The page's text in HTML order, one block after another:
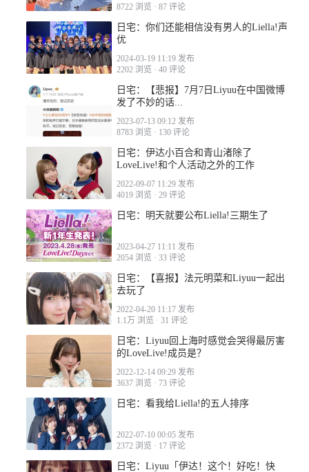
2022-09-19 13:01
2022-09-19 15:30
8722 浏览 · 87 评论
日宅：你们还能相信没有男人的Liella!声
优
2024-03-19 11:19 发布
2202 浏览 · 40 评论
日宅：【悲报】7月7日Liyuu在中国微博
发了不妙的话...
2023-07-13 09:12 发布
8783 浏览 · 130 评论
日宅：伊达小百合和青山渚除了
LoveLive!和个人活动之外的工作
2022-09-07 11:29 发布
4019 浏览 · 29 评论
日宅：明天就要公布Liella!三期生了
2023-04-27 11:11 发布
2054 浏览 · 33 评论
日宅：【喜报】法元明菜和Liyuu一起出
去玩了
2022-04-20 11:17 发布
1.1万 浏览 · 31 评论
日宅：Liyuu回上海时感觉会哭得最厉害
的LoveLive!成员是？
2022-12-14 09:29 发布
3637 浏览 · 73 评论
日宅：看我给Liella!的五人排序
2022-07-10 00:05 发布
2372 浏览 · 17 评论
日宅：Liyuu「伊达！这个！好吃！快